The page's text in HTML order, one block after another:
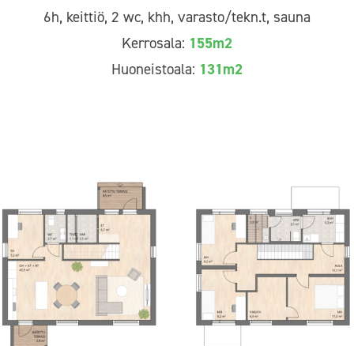
6h, keittiö, 2 wc, khh, varasto/tekn.t, sauna
Kerrosala: 155m2
Huoneistoala: 131m2